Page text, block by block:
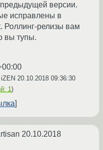
версии.
исправлены в
Роллинг-релизы вам
вы тупы.
20.10.2018 09:36:30
1)
20.10.2018